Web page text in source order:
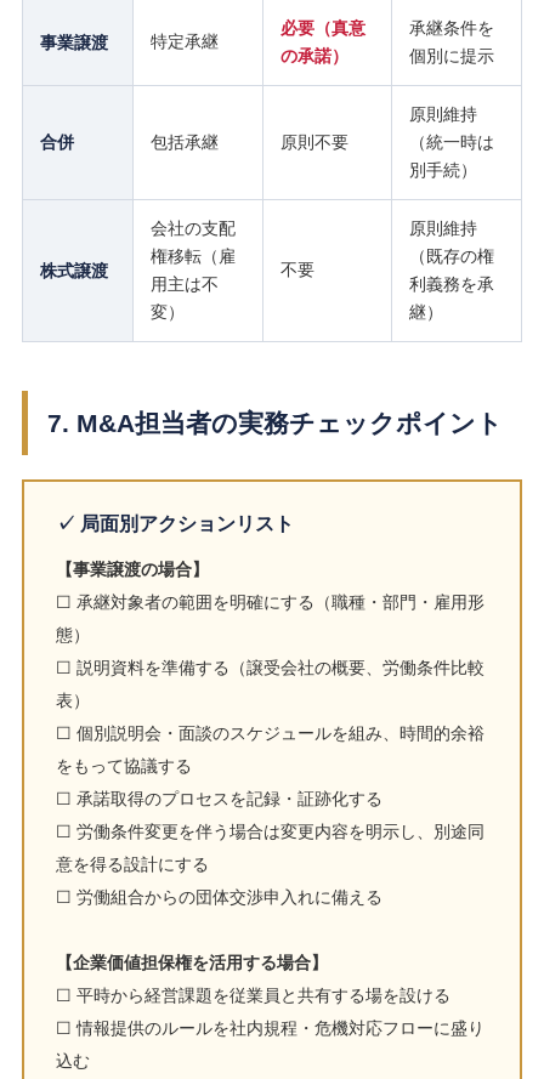
事業譲渡 特定承継
必要（真意
の承諾）
承継条件を
個別に提示
合併 包括承継 原則不要
原則維持
（統一時は
別手続）
株式譲渡
会社の支配
権移転（雇
用主は不
変）
不要
原則維持
（既存の権
利義務を承
継）
7. M&A担当者の実務チェックポイント
✓ 局面別アクションリスト
【事業譲渡の場合】
☐ 承継対象者の範囲を明確にする（職種・部門・雇用形
態）
☐ 説明資料を準備する（譲受会社の概要、労働条件比較
表）
☐ 個別説明会・面談のスケジュールを組み、時間的余裕
をもって協議する
☐ 承諾取得のプロセスを記録・証跡化する
☐ 労働条件変更を伴う場合は変更内容を明示し、別途同
意を得る設計にする
☐ 労働組合からの団体交渉申入れに備える
【企業価値担保権を活用する場合】
☐ 平時から経営課題を従業員と共有する場を設ける
☐ 情報提供のルールを社内規程・危機対応フローに盛り
込む